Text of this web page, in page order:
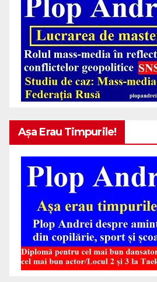
Așa Erau Timpurile!